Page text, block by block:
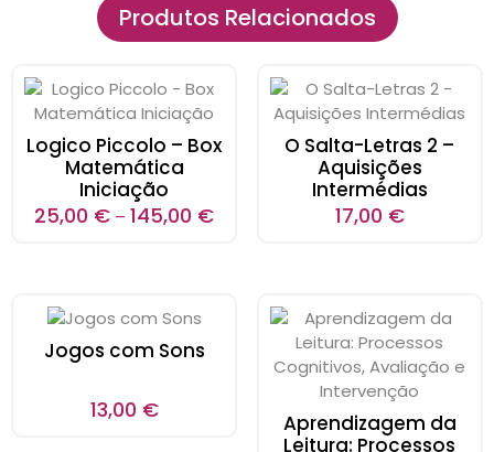
Produtos Relacionados
Logico Piccolo – Box
Matemática
Iniciação
25,00 € – 145,00 €
O Salta-Letras 2 –
Aquisições
Intermédias
17,00 €
Jogos com Sons
13,00 €
Aprendizagem da
Leitura: Processos